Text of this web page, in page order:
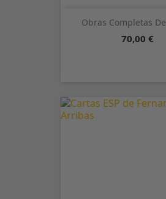
Obras Completas
Precio
70,00 €